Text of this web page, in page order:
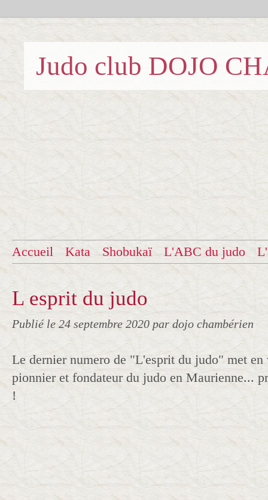
Judo club DOJO
Accueil Kata Shobukaï L'ABC du judo
L esprit du judo
Publié le 24 septembre 2020 par dojo chambérien
Le dernier numero de "L'esprit du judo" met en
pionnier et fondateur du judo en Maurienne...
!